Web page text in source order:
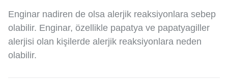
Enginar nadiren de olsa alerjik reaksiyonlara sebep
olabilir. Enginar, özellikle papatya ve papatyagiller
alerjisi olan kişilerde alerjik reaksiyonlara neden
olabilir.